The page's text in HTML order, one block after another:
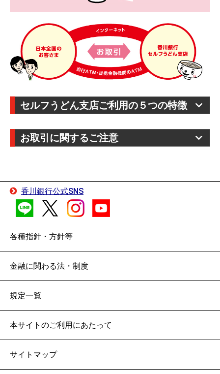
セルフうどん支店ご利用の５つの特徴
ご来店は一切不要です！
にご来店いただかずに香川銀行アプリから口座開設の申
込みができます。
口座開設のお申込みはこちら
書面でのお申込みを希望される方はこちら
お取引に関するご注意
18歳以上の個人の方に限られます。また、事業用のお
取引にはご利用いただけません。
利用いただけません。口座開設後に利用目的以外の取
ございます。
・当店で開設するセルフ総合口座（当座貸越機能なし）
す。
合、原則6か月以内の再申込みはできません。
・当店で開設したセルフ総合口座は、原則として当行本
香川銀行公式SNS
各種指針・方針等
金融に関わる法・制度
規定一覧
本サイトのご利用にあたって
サイトマップ